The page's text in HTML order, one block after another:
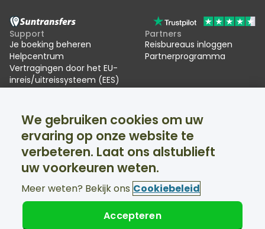
Support
Je boeking beheren
Helpcentrum
Vertragingen door het EU-
inreis/uitreissysteem (EES)
Partners
Reisbureaus inloggen
Partnerprogramma
Over ons
Beoordelingen
Skitransfers
Facebook
Twitter
Support 24/7 beschikbaar
© Suntransfers.com 2026
We gebruiken cookies om uw
ervaring op onze website te
verbeteren. Laat ons alstublieft
uw voorkeuren weten.
Meer weten? Bekijk ons Cookiebeleid
Accepteren